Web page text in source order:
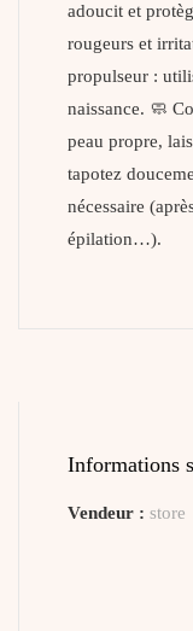
adoucit et
rougeurs et
propulseur :
naissance. 🧼
peau propre,
tapotez
nécessaire
épilation…).
Informations
Vendeur : store